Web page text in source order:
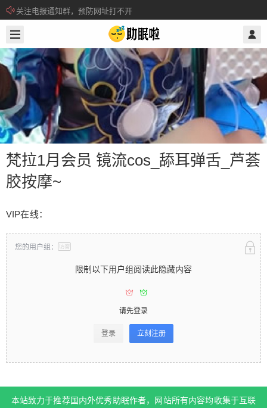
关注电报通知群，预防网址打不开
所有注册用户记得每日来签到领取积分。
梵拉1月会员 镜流cos_舔耳弹舌_芦荟
胶按摩~
VIP在线：
限制以下用户组阅读此隐藏内容
请先登录
登录 立刻注册
您的用户组：
本站致力于推荐国内外优秀助眠作者，网站所有内容均收集于互联
@ 助眠啦
胶按摩~
录 登录立刻注册 您的用户组： 本站致力于推荐国
内外优秀助眠作者，网站所有内容均收集于互联
网，若有违规内容请联系站长删除。 资源怎么解压
扫描二维码继续阅读